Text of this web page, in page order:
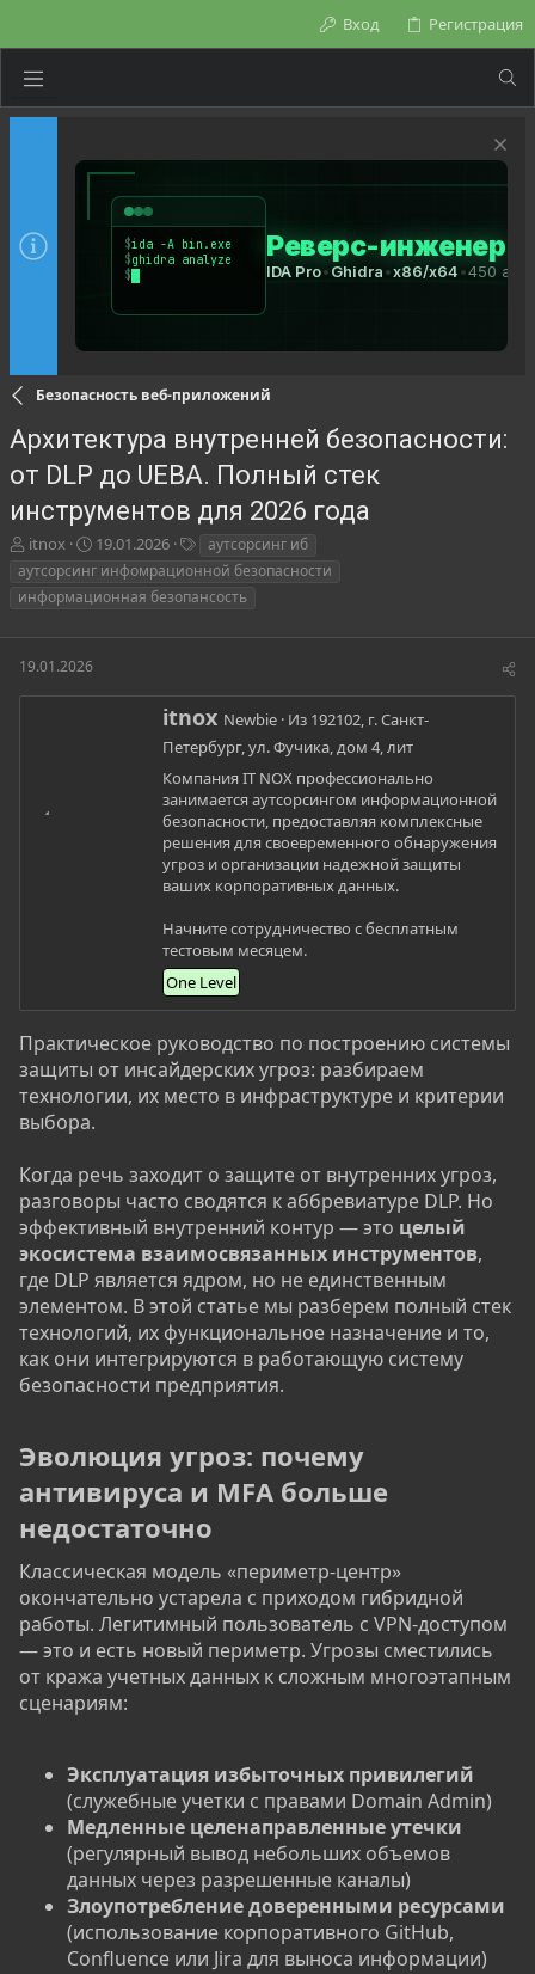
Вход Регистрация
Безопасность веб-приложений
Архитектура внутренней безопасности:
от DLP до UEBA. Полный стек
инструментов для 2026 года
А
в
т
о
е
м
itnox
Д
а
а
а
19.01.2026
е
и
аутсорсинг иб
аутсорсинг инфомрационной безопасности
информационная безопансость
19.01.2026
А
т
о
р
itnox Newbie · Из 192102, г. Санкт-
Петербург, ул. Фучика, дом 4, лит
Компания IT NOX профессионально
занимается аутсорсингом информационной
безопасности, предоставляя комплексные
решения для своевременного обнаружения
угроз и организации надежной защиты
ваших корпоративных данных.
Начните сотрудничество с бесплатным
тестовым месяцем.
One Level
Практическое руководство по построению системы
защиты от инсайдерских угроз: разбираем
технологии, их место в инфраструктуре и критерии
выбора.
Когда речь заходит о защите от внутренних угроз,
разговоры часто сводятся к аббревиатуре DLP. Но
эффективный внутренний контур — это целый
экосистема взаимосвязанных инструментов,
где DLP является ядром, но не единственным
элементом. В этой статье мы разберем полный стек
технологий, их функциональное назначение и то,
как они интегрируются в работающую систему
безопасности предприятия.
Эволюция угроз: почему
антивируса и MFA больше
недостаточно
Классическая модель «периметр-центр»
окончательно устарела с приходом гибридной
работы. Легитимный пользователь с VPN-доступом
— это и есть новый периметр. Угрозы сместились
от кража учетных данных к сложным многоэтапным
сценариям:
Эксплуатация избыточных привилегий
(служебные учетки с правами Domain Admin)
Медленные целенаправленные утечки
(регулярный вывод небольших объемов
данных через разрешенные каналы)
Злоупотребление доверенными ресурсами
(использование корпоративного GitHub,
Confluence или Jira для выноса информации)